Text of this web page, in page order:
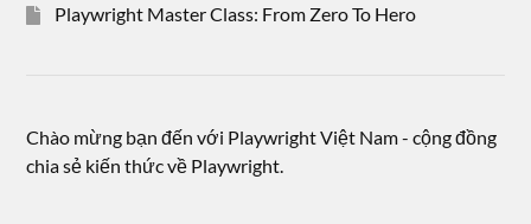
Playwright Master Class: From Zero To Hero
Chào mừng bạn đến với Playwright Việt Nam - cộng đồng
chia sẻ kiến thức về Playwright.